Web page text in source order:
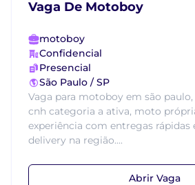
Vaga De Motoboy
motoboy
Confidencial
Presencial
São Paulo / SP
Vaga para motoboy em são paulo,
cnh categoria a ativa, moto
experiência com entregas rápidas
delivery na região....
Abrir Vaga